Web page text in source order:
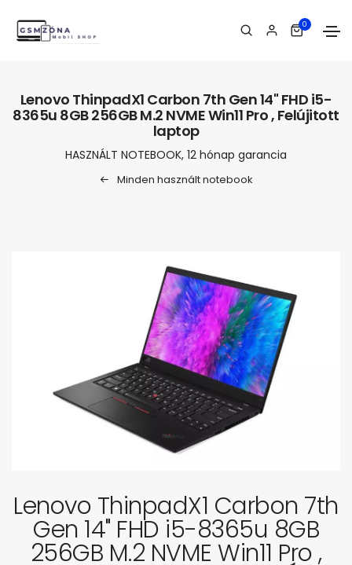
0
Lenovo ThinpadX1 Carbon 7th Gen 14" FHD i5-
8365u 8GB 256GB M.2 NVME Win11 Pro , Felújitott
laptop
HASZNÁLT NOTEBOOK, 12 hónap garancia
Minden használt notebook
Lenovo ThinpadX1 Carbon 7th
Gen 14" FHD i5-8365u 8GB
256GB M.2 NVME Win11 Pro ,